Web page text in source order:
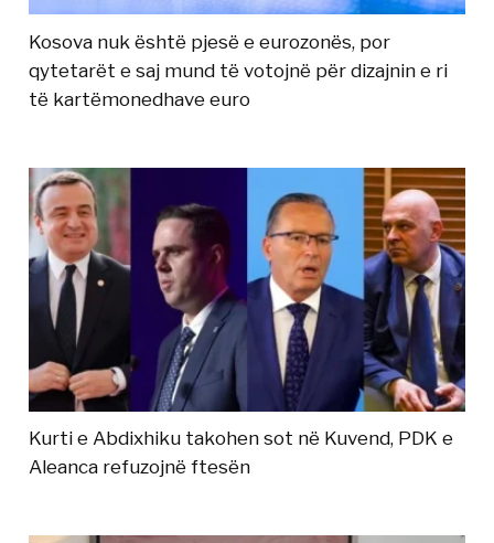
Kosova nuk është pjesë e eurozonës, por
qytetarët e saj mund të votojnë për dizajnin e ri
të kartëmonedhave euro
Kurti e Abdixhiku takohen sot në Kuvend, PDK e
Aleanca refuzojnë ftesën